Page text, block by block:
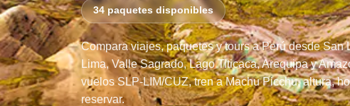
34 paquetes disponibles
Compara viajes, paquetes y tours a Perú desde
Lima, Valle Sagrado, Lago Titicaca, Arequipa y
vuelos SLP-LIM/CUZ, tren a Machu Picchu, altura,
reservar.